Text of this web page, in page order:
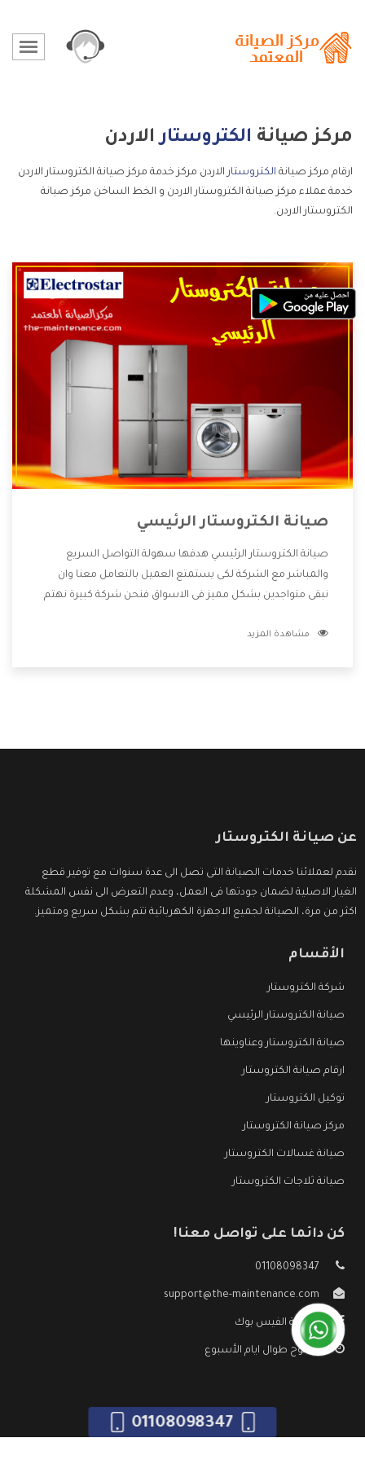
مركز صيانة الكتروستارالاردن
ارقام مركز صيانة الكتروستار الاردن مركز خدمة مركز صيانة الكتروستار الاردن
خدمة عملاء مركز صيانة الكتروستار الاردن و الخط الساخن مركز صيانة
الكتروستار الاردن.
صيانة الكتروستار الرئيسي
صيانة الكتروستار الرئيسي هدفها سهولة التواصل السريع
والمباشر مع الشركة لكى يستمتع العميل بالتعامل معنا وان
نبقى متواجدين بشكل مميز فى الاسواق فنحن شركة كبيرة نهتم
الشركة بها والتى تكون منها خدمة الصيانة التى تكون من أهم
مشاهدة المزيد
عن صيانة الكتروستار
نقدم لعملائنا خدمات الصيانة التى تصل الى عدة سنوات مع توفير قطع
الغيار الاصلية لضمان جودتها فى العمل، وعدم التعرض الى نفس المشكلة
اكثر من مرة، الصيانة لجميع الاجهزة الكهربائية تتم بشكل سريع ومتميز.
الأقسام
شركة الكتروستار
صيانة الكتروستار الرئيسي
صيانة الكتروستار وعناوينها
ارقام صيانة الكتروستار
توكيل الكتروستار
مركز صيانة الكتروستار
صيانة غسالات الكتروستار
صيانة ثلاجات الكتروستار
كن دائما على تواصل معنا!
01108098347
support@the-maintenance.com
صفحة الفيس بوك
مفتوح طوال ايام الأسبوع
01108098347